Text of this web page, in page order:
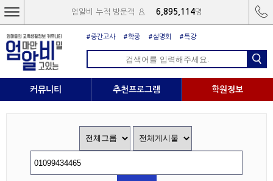
엄알비 누적 방문객 6,895,114명
#중간고사 #학종 #설명회 #특강
커뮤니티 추천프로그램 학원정보